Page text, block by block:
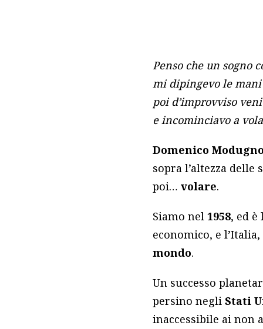
Penso che un sogno
mi dipingevo le
poi d’improvviso
e incominciavo a
Domenico Modugno
sopra l’altezza
poi…volare.
Siamo nel1958, ed
economico, e
mondo.
Un successo
persino negliStati
inaccessibile ai non